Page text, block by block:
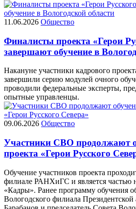
11.06.2026 Общество
Финалисты проекта «Герои
завершают обучение в
Накануне участники кадрового
завершили серию модулей очного
проводили федеральные эксперты,
опытные управленцы.
09.06.2026 Общество
Участники СВО продолжают
проекта «Герои Русского
Обучение участников проекта
филиале РАНХиГС и является частью
«Кадры». Ранее программу обучения
Вологодского филиала